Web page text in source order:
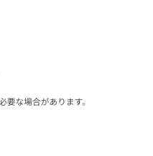
な場合があります。